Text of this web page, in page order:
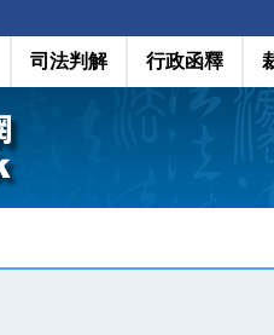
司法判解 行政函釋